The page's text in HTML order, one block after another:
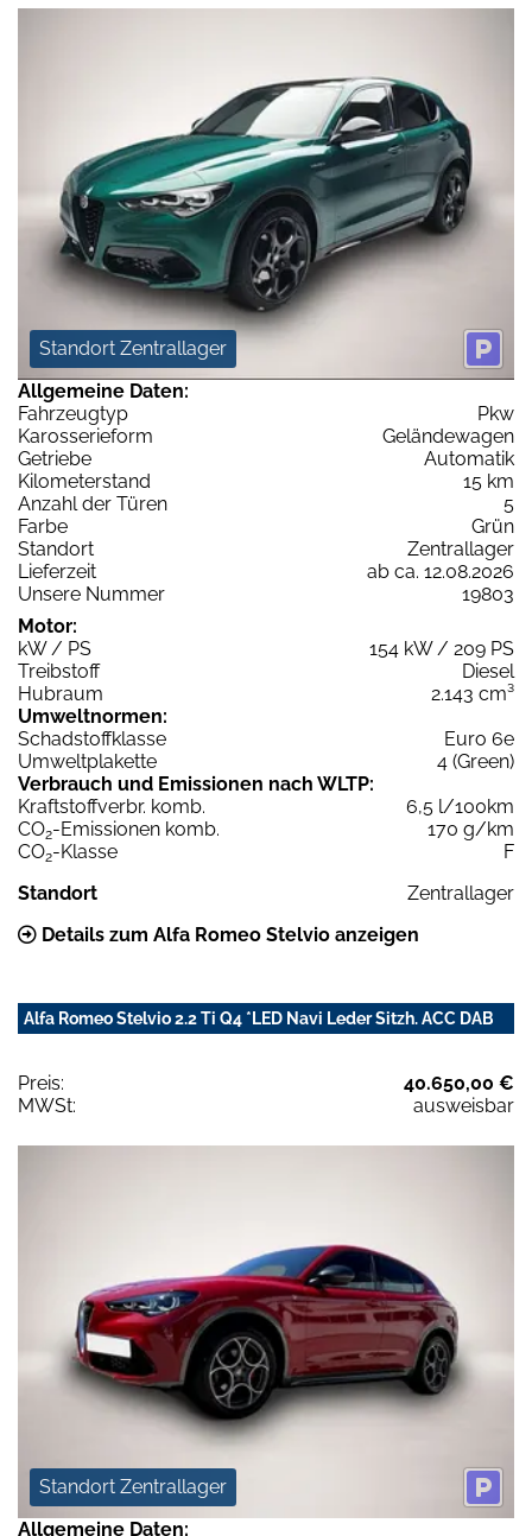
Standort Zentrallager
Allgemeine Daten:
Fahrzeugtyp
Pkw
Karosserieform
Geländewagen
Getriebe
Automatik
Kilometerstand
15 km
Anzahl der Türen
5
Farbe
Grün
Standort
Zentrallager
Lieferzeit
ab ca. 12.08.2026
Unsere Nummer
19803
Motor:
kW / PS
154 kW / 209 PS
Treibstoff
Diesel
Hubraum
2.143 cm³
Umweltnormen:
Schadstoffklasse
Euro 6e
Umweltplakette
4 (Green)
Verbrauch und Emissionen nach WLTP:
Kraftstoffverbr. komb.
6,5 l/100km
CO2-Emissionen komb.
170 g/km
CO2-Klasse
F
Standort
Zentrallager
Details zum Alfa Romeo Stelvio anzeigen
Alfa Romeo Stelvio 2.2 Ti Q4 *LED Navi Leder Sitzh. ACC DAB
Preis:
40.650,00 €
MWSt:
ausweisbar
Standort Zentrallager
Allgemeine Daten: